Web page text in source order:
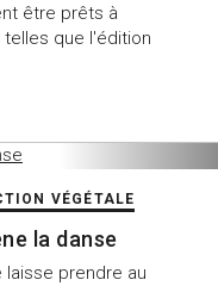
être prêts à
que l'édition
VÉGÉTALE
la danse
laisse prendre au